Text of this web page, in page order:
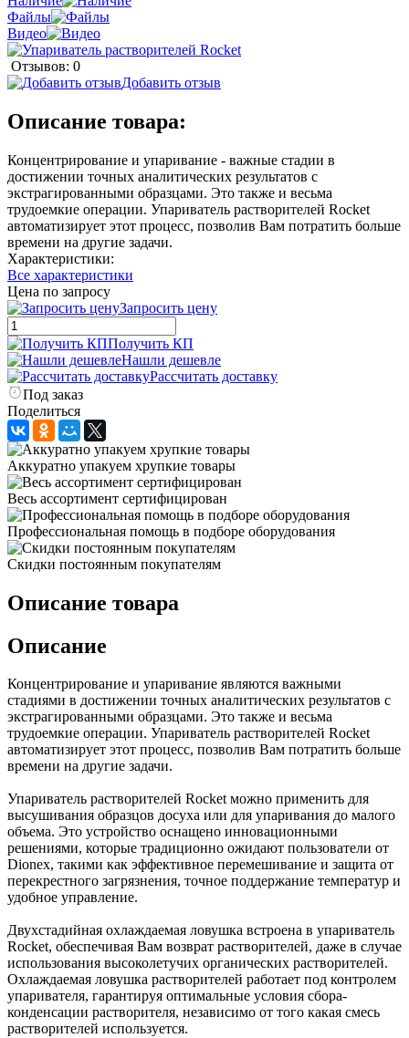
Файлы
Видео
Отзывов: 0
Добавить отзыв
Описание товара:
Концентрирование и упаривание - важные стадии в
достижении точных аналитических результатов с
экстрагированными образцами. Это также и весьма
трудоемкие операции. Упариватель растворителей Rocket
автоматизирует этот процесс, позволив Вам потратить больше
времени на другие задачи.
Характеристики:
Все характеристики
Цена по запросу
Запросить цену
Получить КП
Нашли дешевле
Рассчитать доставку
Под заказ
Поделиться
Аккуратно упакуем хрупкие товары
Весь ассортимент сертифицирован
Профессиональная помощь в подборе оборудования
Скидки постоянным покупателям
Описание товара
Описание
Концентрирование и упаривание являются важными
стадиями в достижении точных аналитических результатов с
экстрагированными образцами. Это также и весьма
трудоемкие операции. Упариватель растворителей Rocket
автоматизирует этот процесс, позволив Вам потратить больше
времени на другие задачи.
Упариватель растворителей Rocket можно применить для
высушивания образцов досуха или для упаривания до малого
объема. Это устройство оснащено инновационными
решениями, которые традиционно ожидают пользователи от
Dionex, такими как эффективное перемешивание и защита от
перекрестного загрязнения, точное поддержание температур и
удобное управление.
Двухстадийная охлаждаемая ловушка встроена в упариватель
Rocket, обеспечивая Вам возврат растворителей, даже в случае
использования высоколетучих органических растворителей.
Охлаждаемая ловушка растворителей работает под контролем
упаривателя, гарантируя оптимальные условия сбора-
конденсации растворителя, независимо от того какая смесь
растворителей используется.